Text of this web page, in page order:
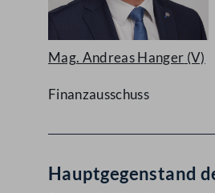
Mag. Andreas Hanger (V)
Finanzausschuss
Hauptgegenstand